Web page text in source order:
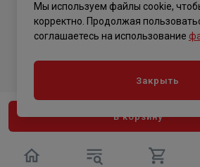
В корзину
Политика
Мы используем файлы cookie,
корректно. Продолжая
соглашаетесь на использование
Закрыть